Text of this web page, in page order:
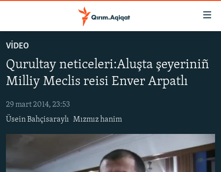
Esas
mündericege
qaytmaq
Baş
navigatsiyağa
qaytmaq
Qıdıruvğa
SİYASET
İQTİSADİYAT
CEMİYET
MEDENİYET
İNSAN AQLARI
VİDEO
Qurultay neticeleri:Aluşta şeyeriniñ
Milliy Meclis reisi Enver Arpatlı
29 mart 2014, 23:53
Üsein Bahçisaraylı Mızmız hanim